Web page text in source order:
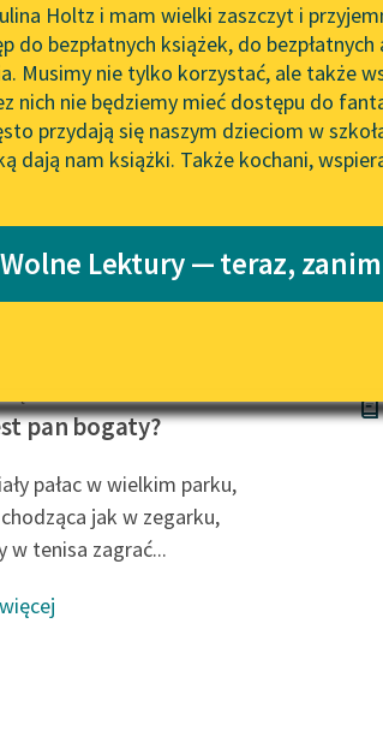
redakcyjne
do słuchania na Wolnych
Lekturach
Nowy audiobook –
o Oriencie” Sophie Elkan
Kolekcja Nadwyraz.com x
Wolne Lektury – idealna na
niepełnosprawnościami
E-kolekcja lektur szkolnych i
literatury do słuchania dla
uczennic i uczniów z
niepełnosprawnościami
Feministyczne inspiracje.
Holtz i mam wielki zaszczyt i
do bezpłatnych książek, do
Musimy nie tylko korzystać, ale także
nich nie będziemy mieć dostępu do
przydają się naszym dzieciom w
dają nam książki. Także kochani,
Lektury — teraz,
✖ Współczesność✖
Beręsewicz
pan bogaty?
pałac w wielkim parku,
chodząca jak w zegarku,
w tenisa zagrać...